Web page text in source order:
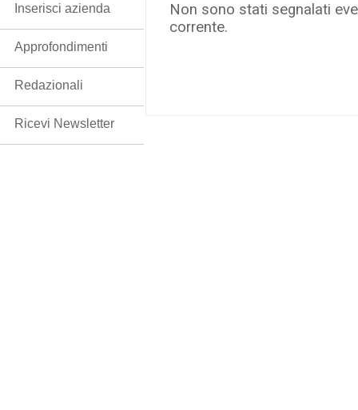
Non sono stati segnalati
corrente.
Inserisci azienda
Approfondimenti
Redazionali
Ricevi Newsletter